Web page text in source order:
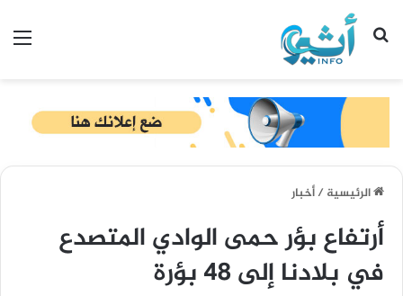
بحث عن
الرئيسية/أخبار
أرتفاع بؤر حمى الوادي المتصدع
في بلادنا إلى 48 بؤرة